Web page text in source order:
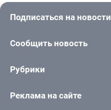
Подписаться на новости
Сообщить новость
Рубрики
Реклама на сайте